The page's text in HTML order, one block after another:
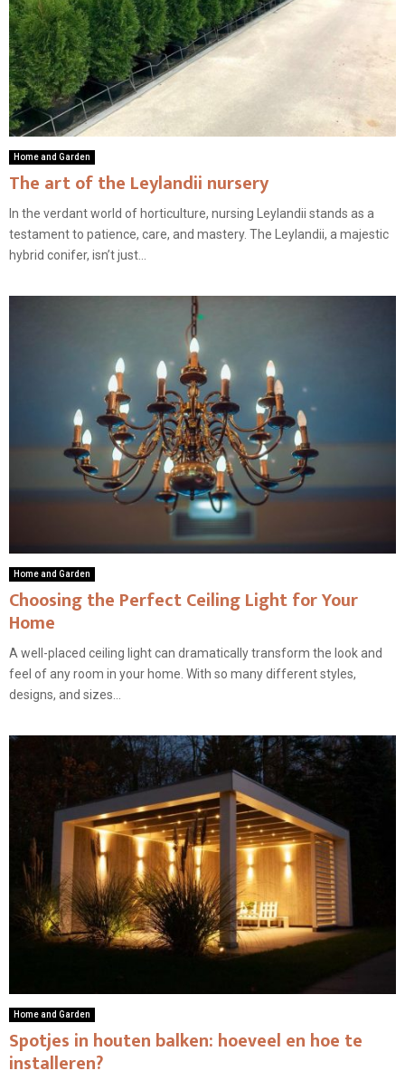
Home and Garden
The art of the Leylandii nursery
In the verdant world of horticulture, nursing Leylandii stands as a
testament to patience, care, and mastery. The Leylandii, a majestic
hybrid conifer, isn’t just...
Home and Garden
Choosing the Perfect Ceiling Light for Your
Home
A well-placed ceiling light can dramatically transform the look and
feel of any room in your home. With so many different styles,
designs, and sizes...
Home and Garden
Spotjes in houten balken: hoeveel en hoe te
installeren?